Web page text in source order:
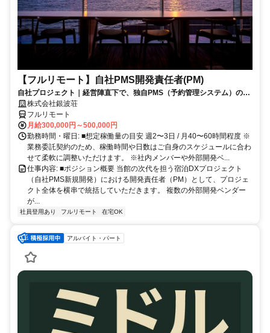
【フルリモート】自社PMS開発責任者(PM)
自社プロジェクト｜経営陣直下で、独自PMS（予約管理システム）の新
規開発を統括
株式会社銀波荘
フルリモート
月給300,000円～500,000円
勤務時間・曜日: ■想定稼働量の目安 週2〜3日 / 月40〜60時間程度 ※
業務委託契約のため、稼働時間や日数はご自身のスケジュールに合わ
せて柔軟に調整いただけます。 ※社内メンバーや外部開発ベ...
仕事内容: ■ポジション概要 当館の次代を担う宿泊DXプロジェクト
（自社PMS新規開発）における開発責任者（PM）として、プロジェ
クト全体を横串で統括していただきます。 複数の外部開発ベンダー
が...
社員登用あり フルリモート 在宅OK
アルバイト・パート